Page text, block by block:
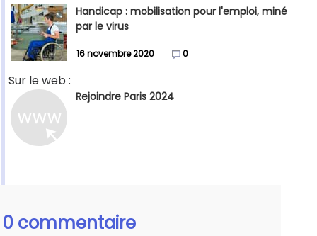
Handicap : mobilisation pour l'emploi, miné
par le virus
16 novembre 2020 0
Sur le web :
Rejoindre Paris 2024
0 commentaire